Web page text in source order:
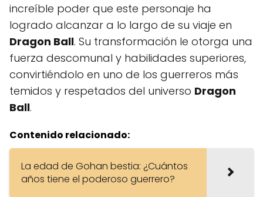
increíble poder que este personaje ha
logrado alcanzar a lo largo de su viaje en
Dragon Ball. Su transformación le otorga una
fuerza descomunal y habilidades superiores,
convirtiéndolo en uno de los guerreros más
temidos y respetados del universo Dragon
Ball.
Contenido relacionado:
La edad de Gohan bestia: ¿Cuántos
años tiene el poderoso guerrero?